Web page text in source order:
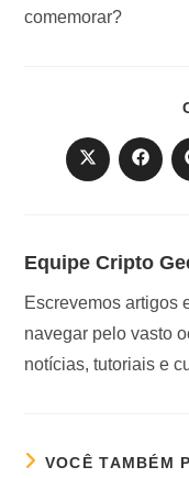
comemorar?
Abre
em
Abre
em
Equipe Cripto
Escrevemos artigos
navegar pelo vasto
notícias, tutoriais e
VOCÊ TAMBÉM